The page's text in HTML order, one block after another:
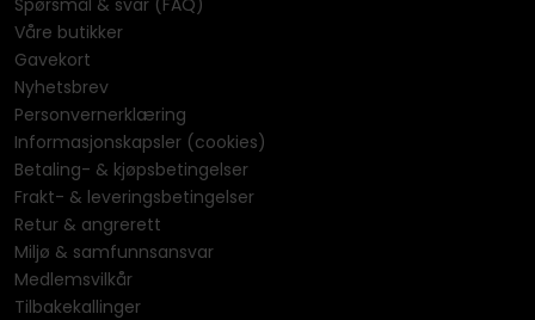
Spørsmål & svar (FAQ)
Våre butikker
Gavekort
Nyhetsbrev
Personvernerklæring
Informasjonskapsler (cookies)
Betaling- & kjøpsbetingelser
Frakt- & leveringsbetingelser
Retur & angrerett
Miljø & samfunnsansvar
Medlemsvilkår
Tilbakekallinger